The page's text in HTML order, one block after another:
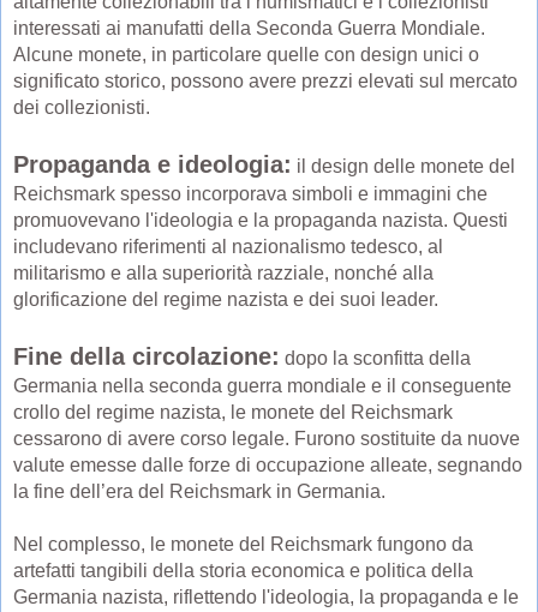
interessati ai manufatti della Seconda Guerra Mondiale.
Alcune monete, in particolare quelle con design unici o
significato storico, possono avere prezzi elevati sul mercato
dei collezionisti.
Propaganda e ideologia: il design delle monete del
Reichsmark spesso incorporava simboli e immagini che
promuovevano l'ideologia e la propaganda nazista. Questi
includevano riferimenti al nazionalismo tedesco, al
militarismo e alla superiorità razziale, nonché alla
glorificazione del regime nazista e dei suoi leader.
Fine della circolazione: dopo la sconfitta della
Germania nella seconda guerra mondiale e il conseguente
crollo del regime nazista, le monete del Reichsmark
cessarono di avere corso legale. Furono sostituite da nuove
valute emesse dalle forze di occupazione alleate, segnando
la fine dell’era del Reichsmark in Germania.
Nel complesso, le monete del Reichsmark fungono da
artefatti tangibili della storia economica e politica della
Germania nazista, riflettendo l'ideologia, la propaganda e le